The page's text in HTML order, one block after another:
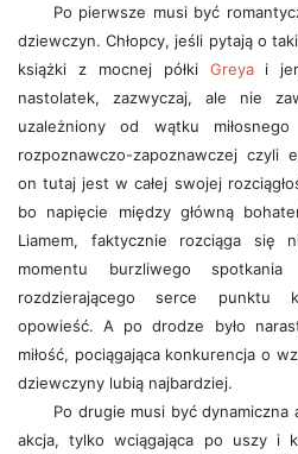
Po pierwsze musi być
dziewczyn. Chłopcy, jeśli pytają o
książki z mocnej półki Greyai
nastolatek, zazwyczaj, ale nie
uzależniony od wątku
rozpoznawczo-zapoznawczej czyli
on tutaj jest w całej swojej
bo napięcie między główną
Liamem, faktycznie rozciąga się
momentu burzliwego
rozdzierającego serce punktu
opowieść. A po drodze było
miłość, pociągająca konkurencja o
dziewczyny lubią najbardziej.
Po drugie musi być dynamiczna
akcja, tylko wciągająca po uszy i